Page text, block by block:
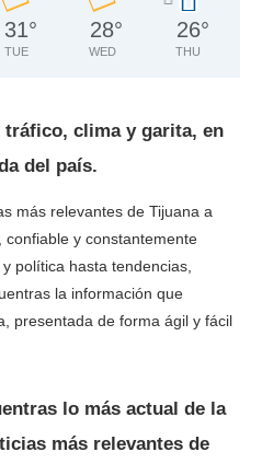
31°
TUE
28°
WED
26°
THU
clima y garita, en
del país.
más relevantes de Tijuana a
y constantemente
política hasta tendencias,
la información que
presentada de forma ágil y fácil
lo más actual de la
más relevantes de